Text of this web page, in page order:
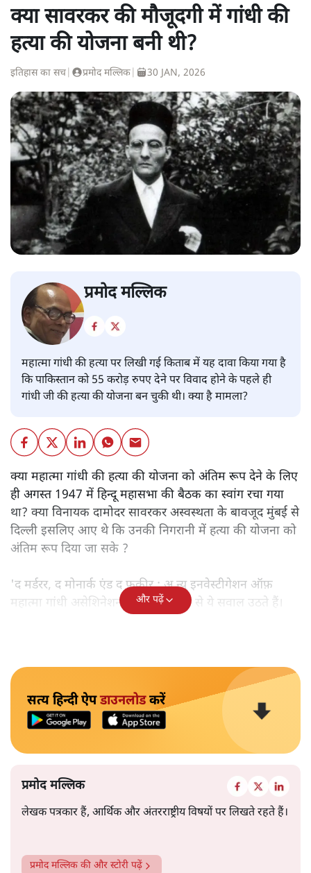
क्या सावरकर की मौजूदगी में गांधी की
हत्या की योजना बनी थी?
इतिहास का सच प्रमोद मल्लिक 30 JAN, 2026
प्रमोद मल्लिक
महात्मा गांधी की हत्या पर लिखी गई किताब में यह दावा किया गया है
कि पाकिस्तान को 55 करोड़ रुपए देने पर विवाद होने के पहले ही
गांधी जी की हत्या की योजना बन चुकी थी। क्या है मामला?
क्या महात्मा गांधी की हत्या की योजना को अंतिम रूप देने के लिए
ही अगस्त 1947 में हिन्दू महासभा की बैठक का स्वांग रचा गया
था? क्या विनायक दामोदर सावरकर अस्वस्थता के बावजूद मुंबई से
दिल्ली इसलिए आए थे कि उनकी निगरानी में हत्या की योजना को
अंतिम रूप दिया जा सके ?
'द मर्डरर, द मोनार्क एंड द फ़कीर : अ न्यू इनवेस्टीगेशन ऑफ़
महात्मा गांधी असेशिनेशन' नामक किताब से ये सवाल उठते हैं।
और पढ़ें
सत्य हिन्दी ऐपडाउनलोडकरें
प्रमोद मल्लिक
लेखक पत्रकार हैं, आर्थिक और अंतरराष्ट्रीय विषयों पर लिखते रहते हैं।
प्रमोद मल्लिक की और स्टोरी पढ़ें